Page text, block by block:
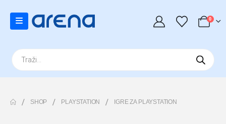
0
Products
search
SHOP PLAYSTATION IGRE ZA PLAYSTATION